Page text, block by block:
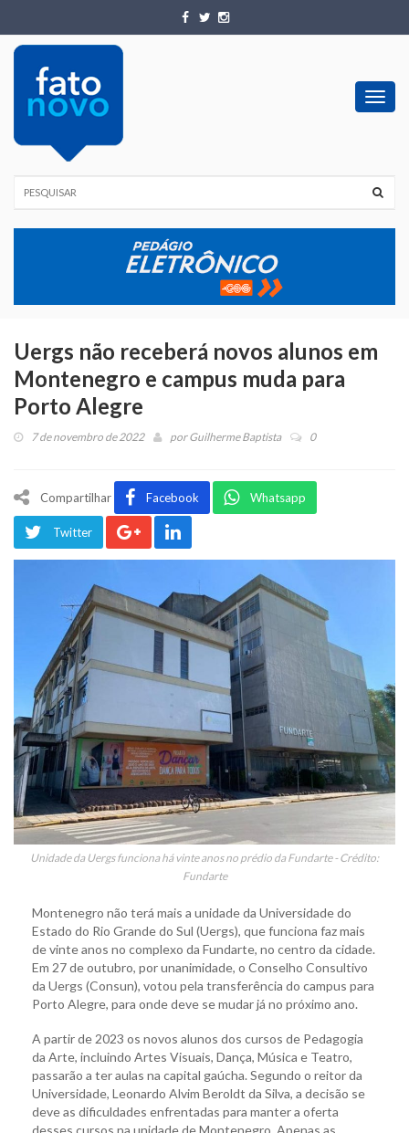
Uergs não receberá novos alunos em
Montenegro e campus muda para
Porto Alegre
7 de novembro de 2022 porGuilherme Baptista 0
Compartilhar Facebook Whatsapp
Twitter
Unidade da Uergs funciona há vinte anos no prédio da Fundarte - Crédito:
Fundarte
Montenegro não terá mais a unidade da Universidade do
Estado do Rio Grande do Sul (Uergs), que funciona faz mais
de vinte anos no complexo da Fundarte, no centro da cidade.
Em 27 de outubro, por unanimidade, o Conselho Consultivo
da Uergs (Consun), votou pela transferência do campus para
Porto Alegre, para onde deve se mudar já no próximo ano.
A partir de 2023 os novos alunos dos cursos de Pedagogia
da Arte, incluindo Artes Visuais, Dança, Música e Teatro,
passarão a ter aulas na capital gaúcha. Segundo o reitor da
Universidade, Leonardo Alvim Beroldt da Silva, a decisão se
deve as dificuldades enfrentadas para manter a oferta